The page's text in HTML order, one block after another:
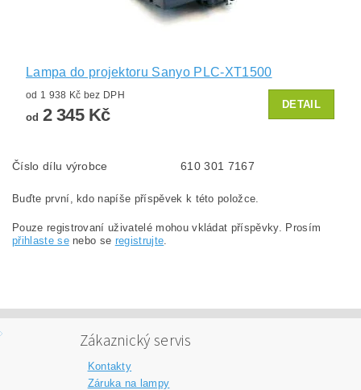
Lampa do projektoru Sanyo PLC-XT1500
od 1 938 Kč bez DPH
od 2 345 Kč
DETAIL
Číslo dílu výrobce 610 301 7167
Buďte první, kdo napíše příspěvek k této položce.
Pouze registrovaní uživatelé mohou vkládat příspěvky. Prosím
přihlaste senebo se registrujte
Zákaznický servis
Kontakty
Záruka na lampy